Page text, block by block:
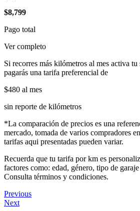
$8,799
Pago total
Ver completo
Si recorres más kilómetros al mes activa
pagarás una tarifa preferencial de
$480 al mes
sin reporte de kilómetros
*La comparación de precios es una
mercado, tomada de varios compradores
tarifas aqui presentadas pueden variar.
Recuerda que tu tarifa por km es
factores como: edad, género, tipo de
Consulta términos y condiciones.
Previous
Next